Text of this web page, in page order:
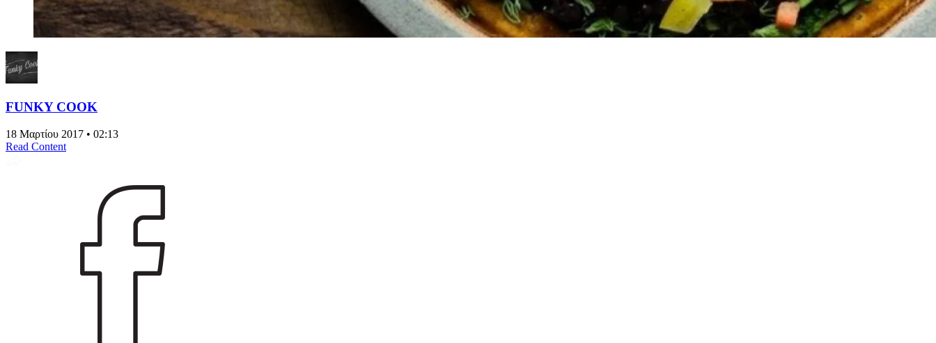
FUNKY COOK
18 Μαρτίου 2017 • 02:13
Read Content